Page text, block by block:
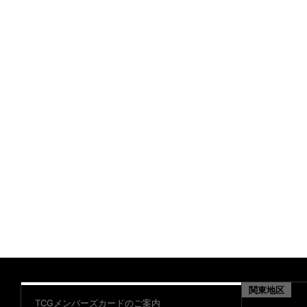
TCGメンバーズカードのご案内
関東地区